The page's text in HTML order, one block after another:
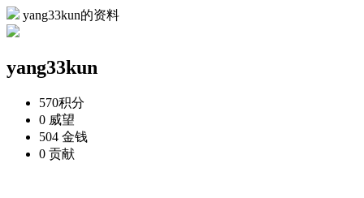
yang33kun的资料
yang33kun
570积分
0 威望
504 金钱
0 贡献